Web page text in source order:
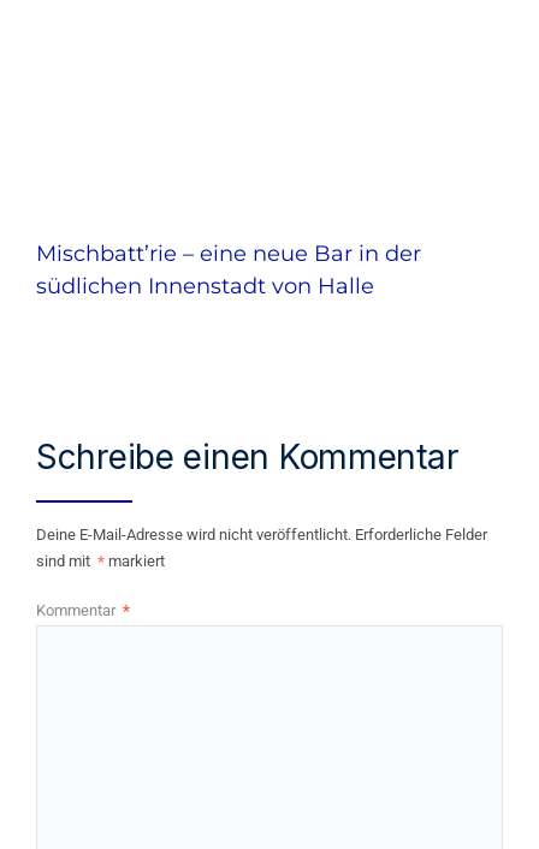
Mischbatt’rie – eine neue Bar in der
südlichen Innenstadt von Halle
Schreibe einen Kommentar
Deine E-Mail-Adresse wird nicht veröffentlicht. Erforderliche Felder
sind mit * markiert
Kommentar *